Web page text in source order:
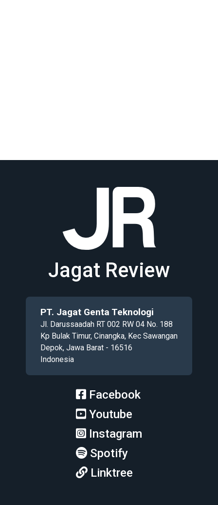
Jagat Review
PT. Jagat Genta Teknologi
Jl. Darussaadah RT 002 RW 04 No. 188
Kp Bulak Timur, Cinangka, Kec Sawangan
Depok, Jawa Barat - 16516
Indonesia
Facebook
Youtube
Instagram
Spotify
Linktree